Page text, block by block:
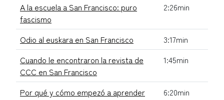
A la escuela a San Francisco: puro
fascismo
2:26min
Odio al euskara en San Francisco
3:17min
Cuando le encontraron la revista de
CCC en San Francisco
1:45min
Por qué y cómo empezó a aprender
6:20min